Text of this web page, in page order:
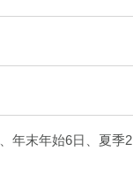
年末年始6日、夏季2